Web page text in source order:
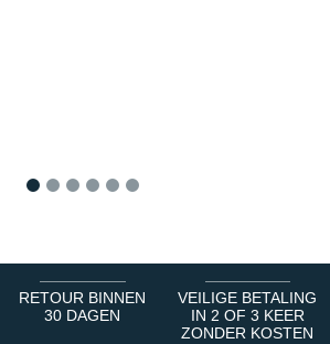
RETOUR BINNEN
30 DAGEN
VEILIGE BETALING
IN 2 OF 3 KEER
ZONDER KOSTEN